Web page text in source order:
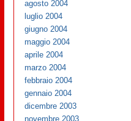
agosto 2004
luglio 2004
giugno 2004
maggio 2004
aprile 2004
marzo 2004
febbraio 2004
gennaio 2004
dicembre 2003
novembre 2003